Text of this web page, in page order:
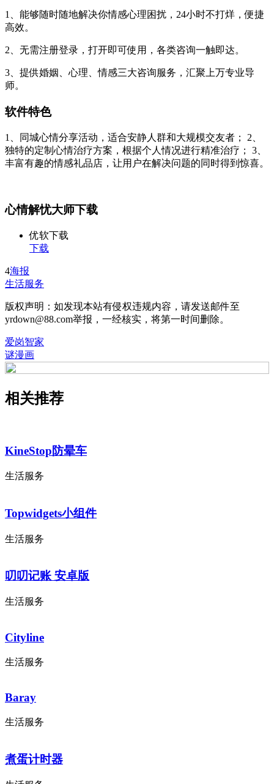
1、能够随时随地解决你情感心理困扰，24小时不打烊，便捷
高效。
2、无需注册登录，打开即可使用，各类咨询一触即达。
3、提供婚姻、心理、情感三大咨询服务，汇聚上万专业导
师。
软件特色
1、同城心情分享活动，适合安静人群和大规模交友者； 2、
独特的定制心情治疗方案，根据个人情况进行精准治疗； 3、
丰富有趣的情感礼品店，让用户在解决问题的同时得到惊喜。
心情解忧大师下载
优软下载
下载
4海报
生活服务
版权声明：如发现本站有侵权违规内容，请发送邮件至
yrdown@88.com举报，一经核实，将第一时间删除。
爱岗智家
谜漫画
相关推荐
KineStop防晕车
生活服务
Topwidgets小组件
生活服务
叨叨记账 安卓版
生活服务
Cityline
生活服务
Baray
生活服务
煮蛋计时器